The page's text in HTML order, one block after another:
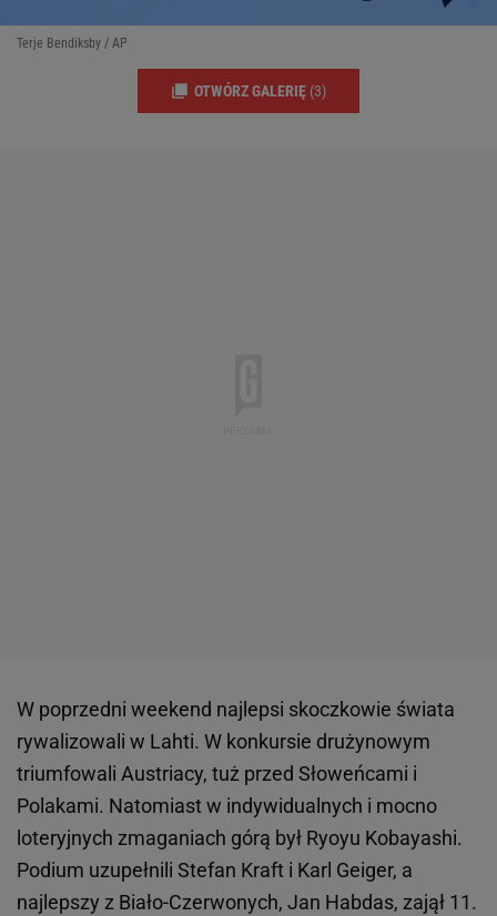
Terje Bendiksby / AP
OTWÓRZ GALERIĘ (3)
W poprzedni weekend najlepsi skoczkowie świata
rywalizowali w Lahti. W konkursie drużynowym
triumfowali Austriacy, tuż przed Słoweńcami i
Polakami. Natomiast w indywidualnych i mocno
loteryjnych zmaganiach górą był Ryoyu Kobayashi.
Podium uzupełnili Stefan Kraft i Karl Geiger, a
najlepszy z Biało-Czerwonych, Jan Habdas, zajął 11.